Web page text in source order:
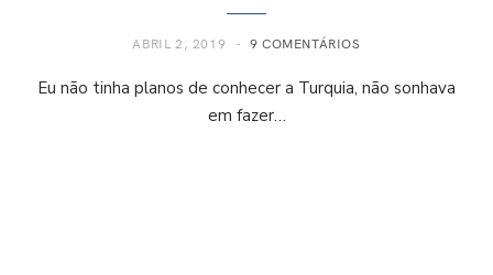
ABRIL 2, 2019 9 COMENTÁRIOS
Eu não tinha planos de conhecer a Turquia, não sonhava
em fazer…